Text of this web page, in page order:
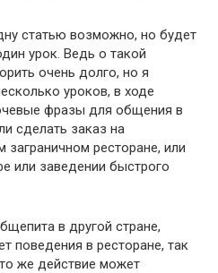
статью возможно, но будет
урок. Ведь о такой
очень долго, но я
уроков, в ходе
фразы для общения в
сделать заказ на
ресторане, или
или заведении быстрого
в другой стране,
поведения в ресторане, так
же действие может